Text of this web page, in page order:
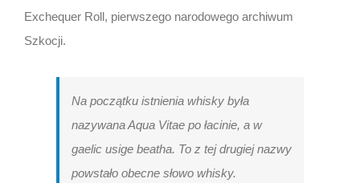
Exchequer Roll, pierwszego narodowego archiwum
Szkocji.
Na początku istnienia whisky była
nazywana Aqua Vitae po łacinie, a w
gaelic usige beatha. To z tej drugiej nazwy
powstało obecne słowo whisky.